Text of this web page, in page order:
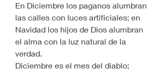
En Diciembre los paganos alumbran
las calles con luces artificiales; en
Navidad los hijos de Dios alumbran
el alma con la luz natural de la
verdad.
Diciembre es el mes del diablo;